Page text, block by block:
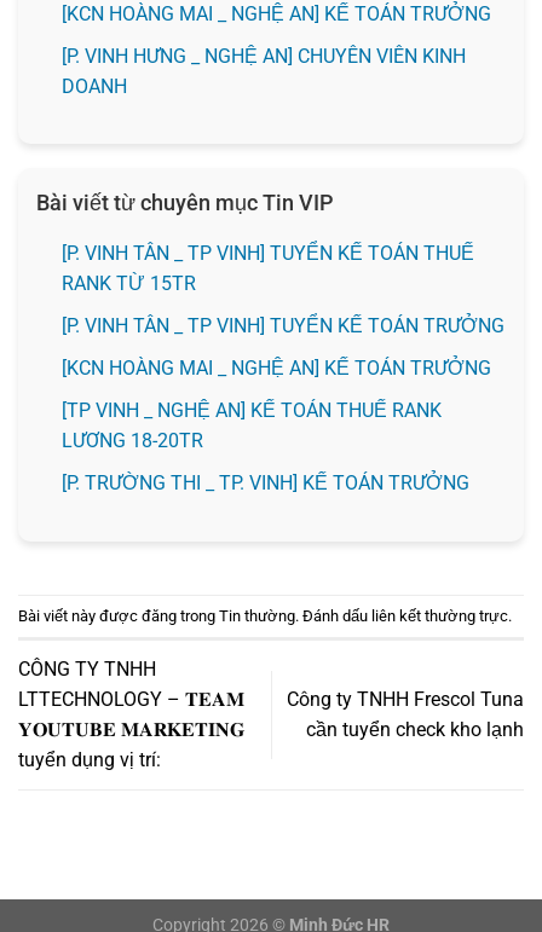
️[KCN HOÀNG MAI _ NGHỆ AN] KẾ TOÁN TRƯỞNG
️[P. VINH HƯNG _ NGHỆ AN] CHUYÊN VIÊN KINH
DOANH
Bài viết từ chuyên mục Tin VIP
[P. VINH TÂN _ TP VINH] TUYỂN KẾ TOÁN THUẾ
RANK TỪ 15TR
[P. VINH TÂN _ TP VINH] TUYỂN KẾ TOÁN TRƯỞNG
️[KCN HOÀNG MAI _ NGHỆ AN] KẾ TOÁN TRƯỞNG
[TP VINH _ NGHỆ AN] KẾ TOÁN THUẾ RANK
LƯƠNG 18-20TR
️[P. TRƯỜNG THI _ TP. VINH] KẾ TOÁN TRƯỞNG
Bài viết này được đăng trong Tin thường. Đánh dấu liên kết thường trực.
CÔNG TY TNHH
LTTECHNOLOGY – 𝐓𝐄𝐀𝐌
𝐘𝐎𝐔𝐓𝐔𝐁𝐄 𝐌𝐀𝐑𝐊𝐄𝐓𝐈𝐍𝐆
tuyển dụng vị trí:
Công ty TNHH Frescol Tuna
cần tuyển check kho lạnh
Copyright 2026 © Minh Đức HR